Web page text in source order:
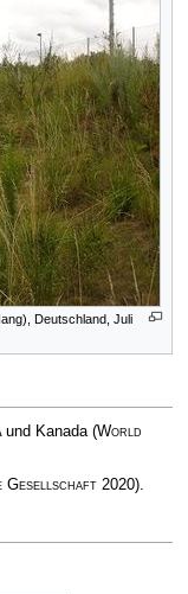
Deutschland, Juli
und Kanada (World
Gesellschaft2020).